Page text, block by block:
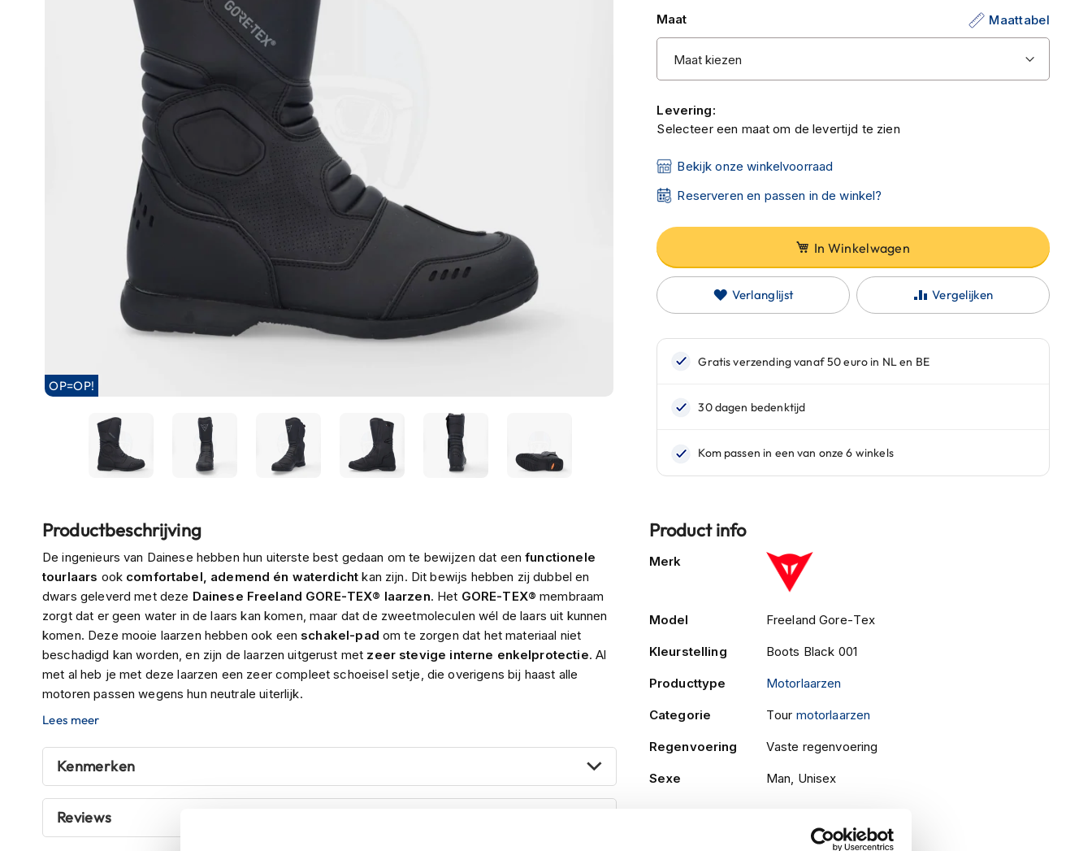
Boxer
helmen
Heren
Dames
scooterhelmen
Kinder
scooterhelmen
Systeemhelmen
Jethelmen
Integraalhelmen
Crosshelmen
Fietshelmen
Helm
accessoires
Vizieren
OP=OP!
naar
begin
van
de
afbeeldingen-
gallerij
Maat Maattabel
Levering:
Selecteer een maat om de levertijd te zien
Bekijk onze winkelvoorraad
Reserveren en passen in de winkel?
In Winkelwagen
Verlanglijst Vergelijken
Productbeschrijving
De ingenieurs van Dainese hebben hun uiterste best gedaan om te bewijzen dat eenfunctionele
tourlaars ook comfortabel, ademend én waterdicht kan zijn. Dit bewijs hebben zij dubbel en
dwars geleverd met deze Dainese Freeland GORE-TEX® laarzen. Het GORE-TEX® membraam
zorgt dat er geen water in de laars kan komen, maar dat de zweetmoleculen wél de laars uit kunnen
komen. Deze mooie laarzen hebben ook een schakel-pad om te zorgen dat het materiaal niet
beschadigd kan worden, en zijn de laarzen uitgerust met zeer stevige interne enkelprotectie. Al
met al heb je met deze laarzen een zeer compleet schoeisel setje, die overigens bij haast alle
motoren passen wegens hun neutrale uiterlijk.
Lees meer
Product info
Meer
Merk
Model Freeland Gore-Tex
Kleurstelling Boots Black 001
Producttype Motorlaarzen
Categorie Tour motorlaarzen
Regenvoering Vaste regenvoering
Sexe Man, Unisex
Kenmerken
Reviews